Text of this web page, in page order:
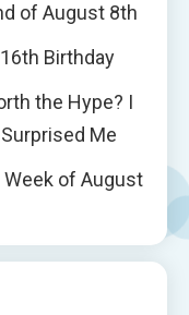
of August 8th
Birthday
the Hype? I
Me
Week of August